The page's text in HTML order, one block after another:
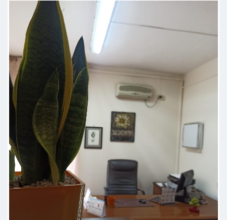
Il dott. VERGARA è un’ottima
persona ed eccellente
professionista. Lo consiglio!
Paziente
Un dottore giovanissimo
specializzato nel suo ambito